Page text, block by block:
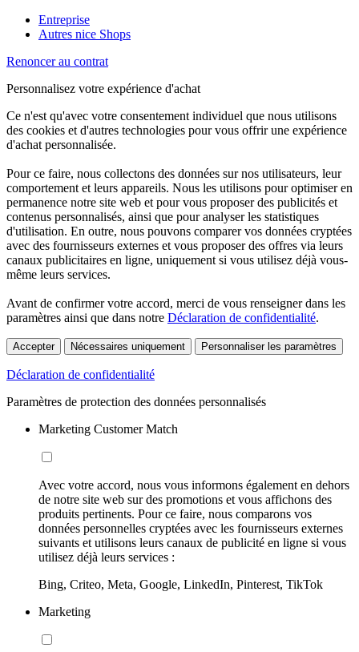
Entreprise
Autres nice Shops
Renoncer au contrat
Personnalisez votre expérience d'achat
Ce n'est qu'avec votre consentement individuel que nous utilisons
des cookies et d'autres technologies pour vous offrir une expérience
d'achat personnalisée.
Pour ce faire, nous collectons des données sur nos utilisateurs, leur
comportement et leurs appareils. Nous les utilisons pour optimiser en
permanence notre site web et pour vous proposer des publicités et
contenus personnalisés, ainsi que pour analyser les statistiques
d'utilisation. En outre, nous pouvons comparer vos données cryptées
avec des fournisseurs externes et vous proposer des offres via leurs
canaux publicitaires en ligne, uniquement si vous utilisez déjà vous-
même leurs services.
Avant de confirmer votre accord, merci de vous renseigner dans les
paramètres ainsi que dans notre Déclaration de confidentialité.
Accepter Nécessaires uniquement Personnaliser les paramètres
Déclaration de confidentialité
Paramètres de protection des données personnalisés
Marketing Customer Match
Avec votre accord, nous vous informons également en dehors
de notre site web sur des promotions et vous affichons des
produits pertinents. Pour ce faire, nous comparons vos
données personnelles cryptées avec les fournisseurs externes
suivants et utilisons leurs canaux de publicité en ligne si vous
utilisez déjà leurs services :
Bing, Criteo, Meta, Google, LinkedIn, Pinterest, TikTok
Marketing